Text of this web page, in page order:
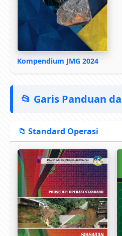
Kompendium JMG 2024
📂 Garis Panduan
📁 Standard Operasi